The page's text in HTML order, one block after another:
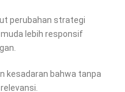
perubahan strategi
lebih responsif
kesadaran bahwa tanpa